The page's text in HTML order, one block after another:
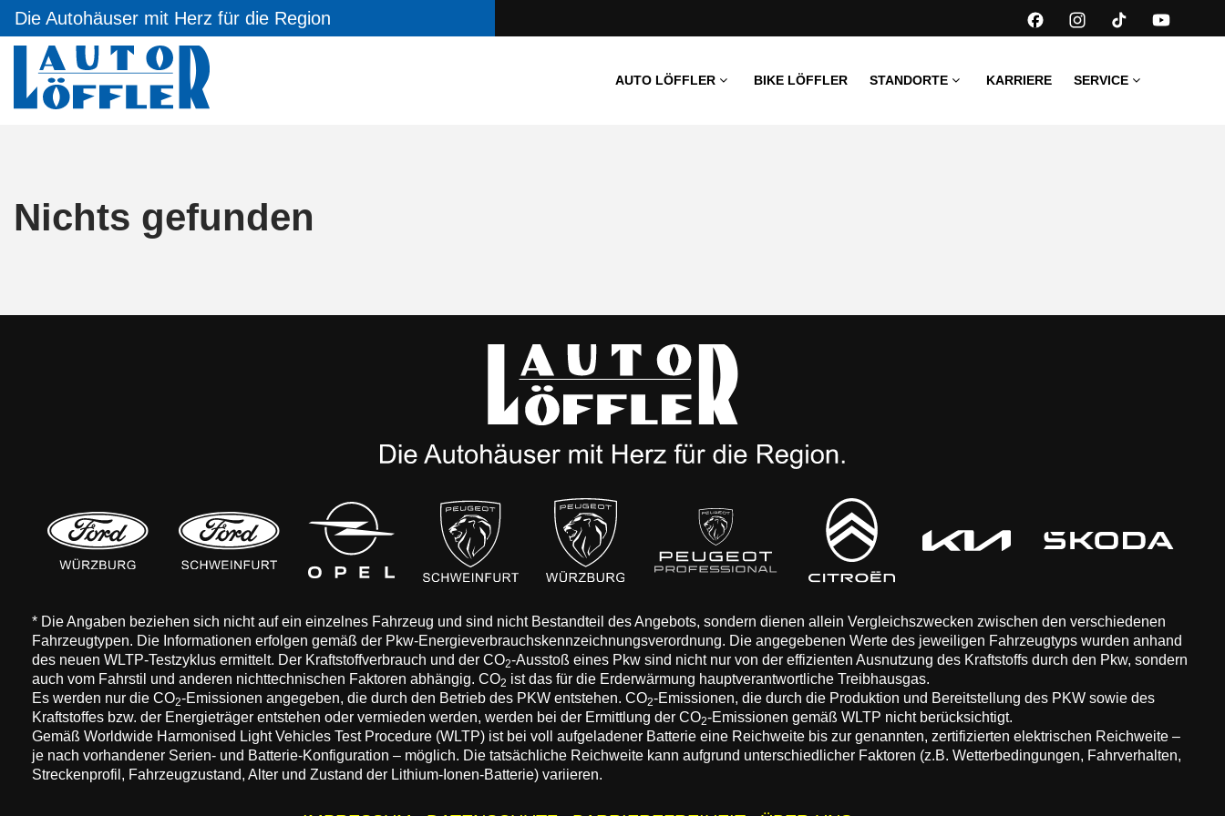
Die Autohäuser mit Herz für die Region
AUTO LÖFFLER BIKE LÖFFLER STANDORTE KARRIERE SERVICE
Nichts gefunden
* Die Angaben beziehen sich nicht auf ein einzelnes Fahrzeug und sind nicht Bestandteil des Angebots, sondern dienen allein Vergleichszwecken zwischen den verschiedenen
Fahrzeugtypen. Die Informationen erfolgen gemäß der Pkw-Energieverbrauchskennzeichnungsverordnung. Die angegebenen Werte des jeweiligen Fahrzeugtyps wurden anhand
des neuen WLTP-Testzyklus ermittelt. Der Kraftstoffverbrauch und der CO2-Ausstoß eines Pkw sind nicht nur von der effizienten Ausnutzung des Kraftstoffs durch den Pkw, sondern
auch vom Fahrstil und anderen nichttechnischen Faktoren abhängig. CO2 ist das für die Erderwärmung hauptverantwortliche Treibhausgas.
Es werden nur die CO2-Emissionen angegeben, die durch den Betrieb des PKW entstehen. CO2-Emissionen, die durch die Produktion und Bereitstellung des PKW sowie des
Kraftstoffes bzw. der Energieträger entstehen oder vermieden werden, werden bei der Ermittlung der CO2-Emissionen gemäß WLTP nicht berücksichtigt.
Gemäß Worldwide Harmonised Light Vehicles Test Procedure (WLTP) ist bei voll aufgeladener Batterie eine Reichweite bis zur genannten, zertifizierten elektrischen Reichweite –
je nach vorhandener Serien- und Batterie-Konfiguration – möglich. Die tatsächliche Reichweite kann aufgrund unterschiedlicher Faktoren (z.B. Wetterbedingungen, Fahrverhalten,
Streckenprofil, Fahrzeugzustand, Alter und Zustand der Lithium-Ionen-Batterie) variieren.